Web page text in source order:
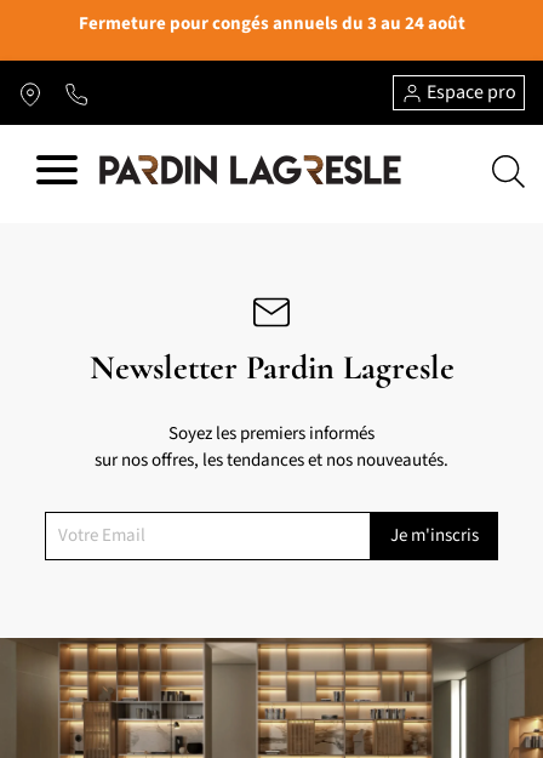
Fermeture pour congés annuels du 3 au 24 août
Espace pro
Newsletter Pardin Lagresle
Soyez les premiers informés
sur nos offres, les tendances et nos nouveautés.